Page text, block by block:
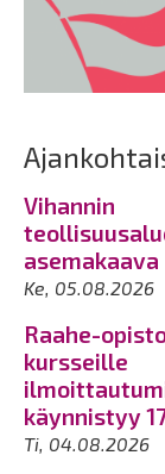
Vihannin
asemakaava
Ke, 05.08.2026
Raahe-
kursseille
käynnistyy
Ti, 04.08.2026